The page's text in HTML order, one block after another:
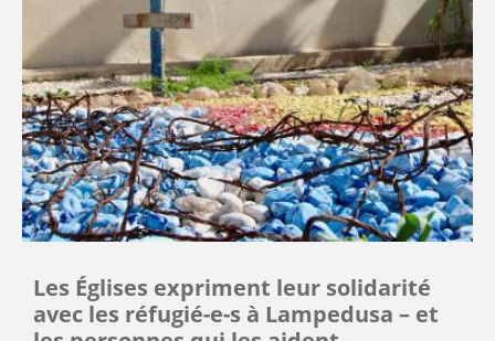
Les Églises expriment leur solidarité
avec les réfugié-e-s à Lampedusa – et